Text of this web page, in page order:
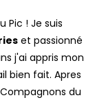
Pic ! Je suis
et passionné
j'ai appris mon
bien fait. Apres
du